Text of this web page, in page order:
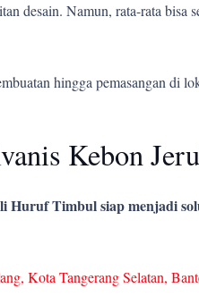
desain. Namun, rata-rata bisa
hingga pemasangan di
Kebon
Huruf Timbul siap menjadi
Kota Tangerang Selatan,